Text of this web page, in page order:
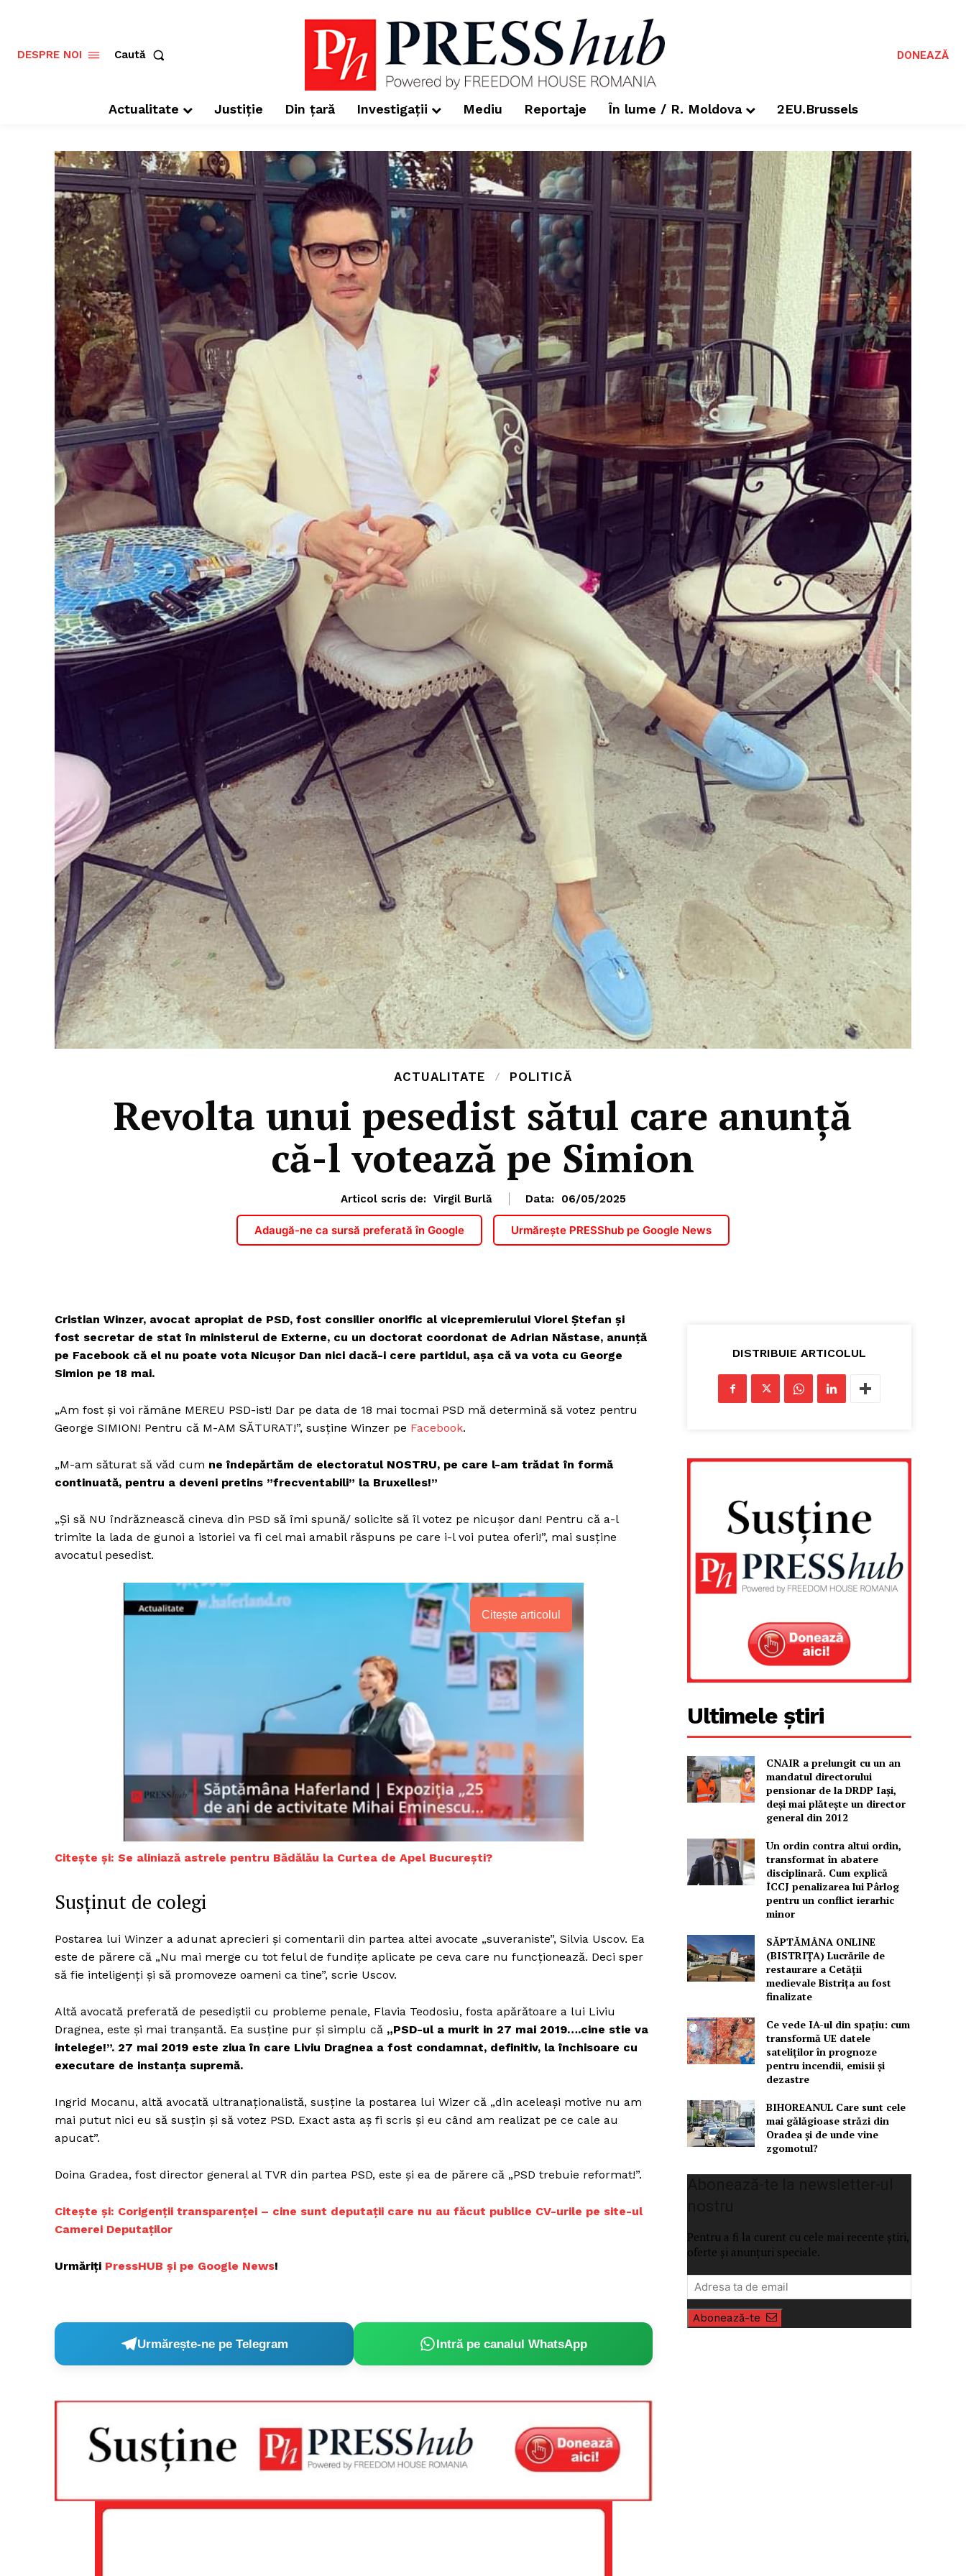
FREEDOM HOUSE
ROMÂNIA
Despre noi / Echipa
Proiecte editoriale
Rețea
Contact
DESPRE NOI Caută DONEAZĂ
Actualitate Justiție Din țară Investigații Mediu Reportaje În lume / R. Moldova 2EU.Brussels
ACTUALITATE POLITICĂ
Revolta unui pesedist sătul care anunță
că-l votează pe Simion
Articol scris de: Virgil Burlă Data: 06/05/2025
Adaugă-ne ca sursă preferată în Google Urmărește PRESShub pe Google News
Cristian Winzer, avocat apropiat de PSD, fost consilier onorific al vicepremierului Viorel Ștefan și
fost secretar de stat în ministerul de Externe, cu un doctorat coordonat de Adrian Năstase, anunță
pe Facebook că el nu poate vota Nicușor Dan nici dacă-i cere partidul, așa că va vota cu George
Simion pe 18 mai.
„Am fost și voi rămâne MEREU PSD-ist! Dar pe data de 18 mai tocmai PSD mă determină să votez pentru
George SIMION! Pentru că M-AM SĂTURAT!”, susține Winzer pe Facebook.
„M-am săturat să văd cum ne îndepărtăm de electoratul NOSTRU, pe care l-am trădat în formă
continuată, pentru a deveni pretins ”frecventabili” la Bruxelles!”
„Și să NU îndrăznească cineva din PSD să îmi spună/ solicite să îl votez pe nicușor dan! Pentru că a-l
trimite la lada de gunoi a istoriei va fi cel mai amabil răspuns pe care i-l voi putea oferi!”, mai susține
avocatul pesedist.
Citește articolul
Citește și: Se aliniază astrele pentru Bădălău la Curtea de Apel București?
Susținut de colegi
Postarea lui Winzer a adunat aprecieri și comentarii din partea altei avocate „suveraniste”, Silvia Uscov. Ea
este de părere că „Nu mai merge cu tot felul de fundițe aplicate pe ceva care nu funcționează. Deci sper
să fie inteligenți și să promoveze oameni ca tine”, scrie Uscov.
Altă avocată preferată de pesediștii cu probleme penale, Flavia Teodosiu, fosta apărătoare a lui Liviu
Dragnea, este și mai tranșantă. Ea susține pur și simplu că „PSD-ul a murit in 27 mai 2019….cine stie va
intelege!”. 27 mai 2019 este ziua în care Liviu Dragnea a fost condamnat, definitiv, la închisoare cu
executare de instanța supremă.
Ingrid Mocanu, altă avocată ultranaționalistă, susține la postarea lui Wizer că „din aceleași motive nu am
mai putut nici eu să susțin și să votez PSD. Exact asta aș fi scris și eu când am realizat pe ce cale au
apucat”.
Doina Gradea, fost director general al TVR din partea PSD, este și ea de părere că „PSD trebuie reformat!”.
Citește și: Corigenții transparenței – cine sunt deputații care nu au făcut publice CV-urile pe site-ul
Camerei Deputaților
Urmăriți PressHUB și pe Google News!
Urmărește-ne pe Telegram Intră pe canalul WhatsApp
DISTRIBUIE ARTICOLUL
Ultimele știri
CNAIR a prelungit cu un an
mandatul directorului
pensionar de la DRDP Iași,
deși mai plătește un director
general din 2012
Un ordin contra altui ordin,
transformat în abatere
disciplinară. Cum explică
ÎCCJ penalizarea lui Pârlog
pentru un conflict ierarhic
minor
SĂPTĂMÂNA ONLINE
(BISTRIȚA) Lucrările de
restaurare a Cetăţii
medievale Bistriţa au fost
finalizate
Ce vede IA-ul din spațiu: cum
transformă UE datele
sateliților în prognoze
pentru incendii, emisii și
dezastre
BIHOREANUL Care sunt cele
mai gălăgioase străzi din
Oradea și de unde vine
zgomotul?
Pentru a fi la curent cu cele mai recente știri,
oferte și anunțuri speciale.
Abonează-te